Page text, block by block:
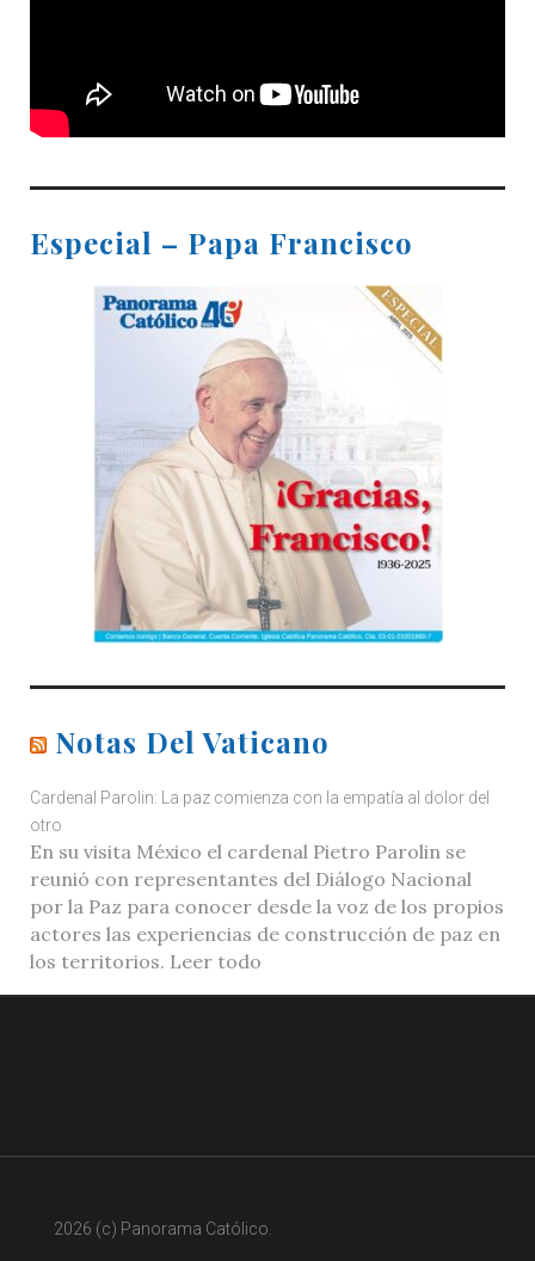
Especial – Papa Francisco
Notas Del Vaticano
Cardenal Parolin: La paz comienza con la empatía al dolor del
otro
En su visita México el cardenal Pietro Parolin se
reunió con representantes del Diálogo Nacional
por la Paz para conocer desde la voz de los propios
actores las experiencias de construcción de paz en
los territorios. Leer todo
2026 (c) Panorama Católico.